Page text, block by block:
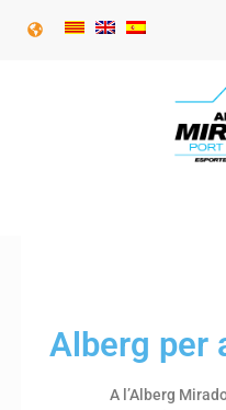
Alberg per
A l’Alberg